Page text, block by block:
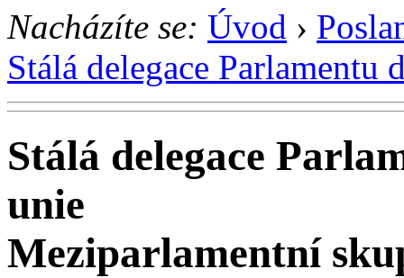
Nacházíte se: Úvod ›
Stálá delegace
Stálá delegace
unie
Meziparlamentní